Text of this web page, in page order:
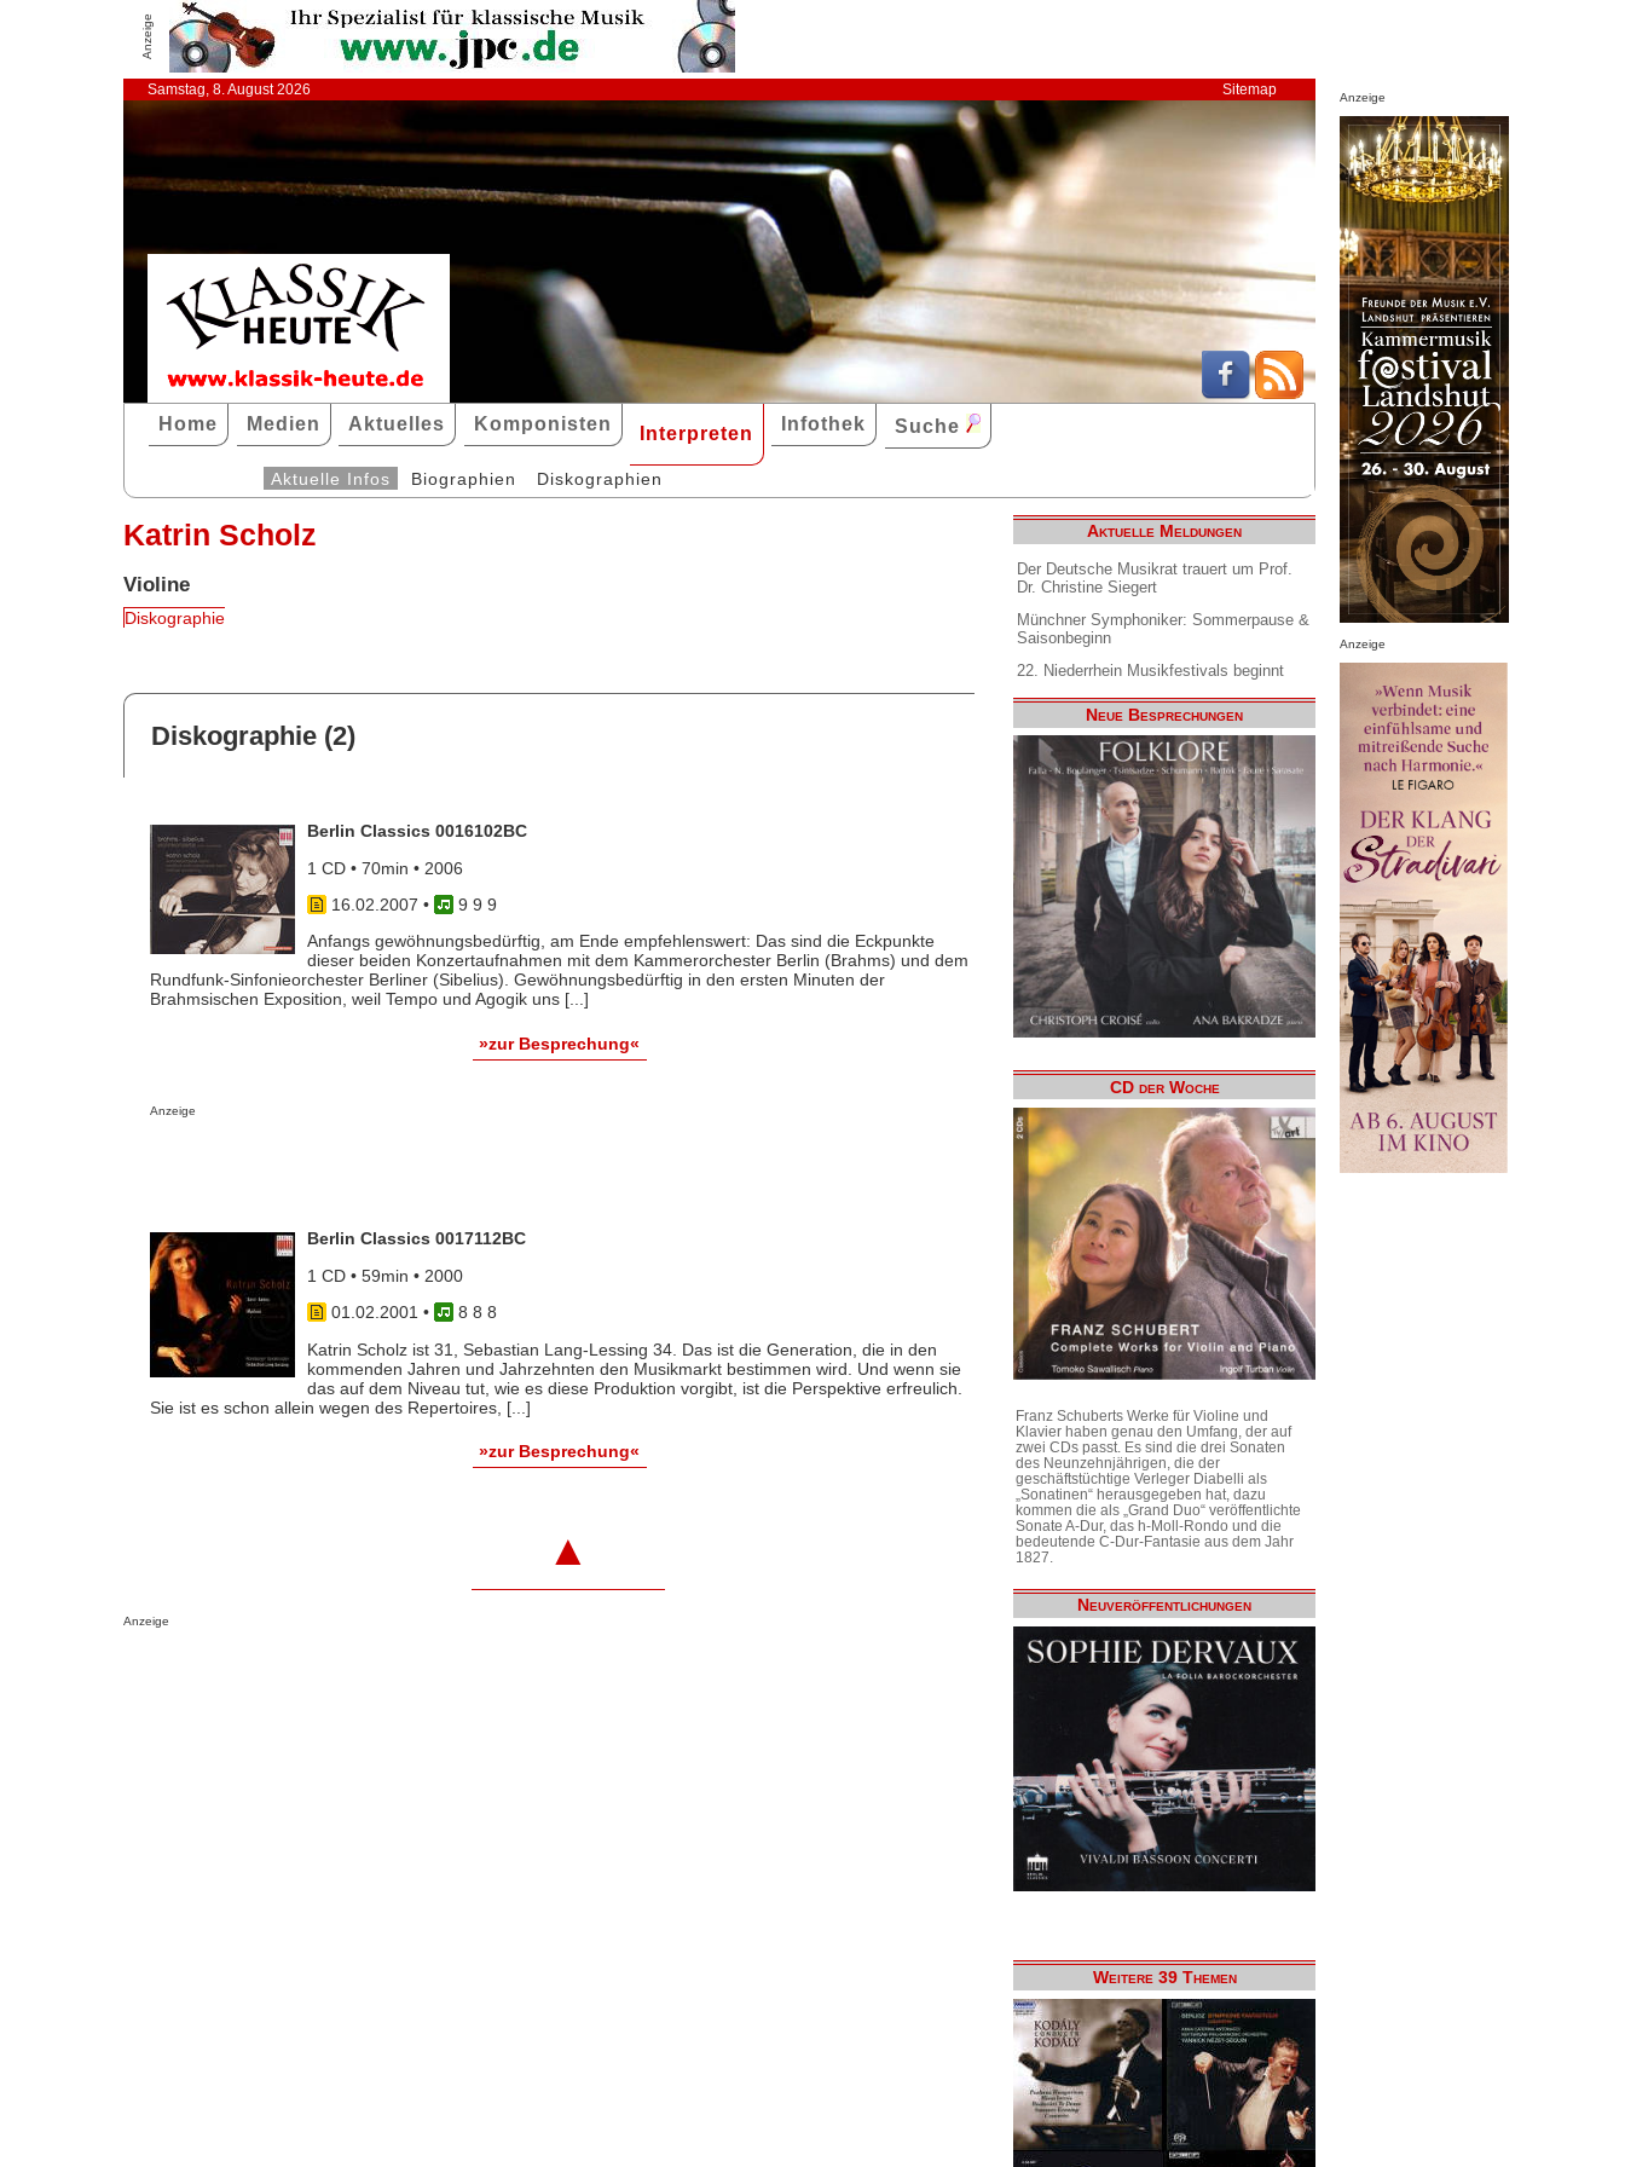
Anzeige
Samstag, 8. August 2026 Sitemap
Home Medien Aktuelles Komponisten Interpreten Infothek Suche
Aktuelle Infos Biographien Diskographien
Katrin Scholz
Violine
Diskographie
Diskographie (2)
Berlin Classics 0016102BC
1 CD • 70min • 2006
16.02.2007 •
9 9 9
Anfangs gewöhnungsbedürftig, am Ende empfehlenswert: Das sind die Eckpunkte
dieser beiden Konzertaufnahmen mit dem Kammerorchester Berlin (Brahms) und dem
Rundfunk-Sinfonieorchester Berliner (Sibelius). Gewöhnungsbedürftig in den ersten Minuten der
Brahmsischen Exposition, weil Tempo und Agogik uns [...]
»zur Besprechung«
Anzeige
Berlin Classics 0017112BC
1 CD • 59min • 2000
01.02.2001 •
8 8 8
Katrin Scholz ist 31, Sebastian Lang-Lessing 34. Das ist die Generation, die in den
kommenden Jahren und Jahrzehnten den Musikmarkt bestimmen wird. Und wenn sie
das auf dem Niveau tut, wie es diese Produktion vorgibt, ist die Perspektive erfreulich.
Sie ist es schon allein wegen des Repertoires, [...]
»zur Besprechung«
▲
Anzeige
Aktuelle Meldungen
Der Deutsche Musikrat trauert um Prof.
Dr. Christine Siegert
Münchner Symphoniker: Sommerpause &
Saisonbeginn
22. Niederrhein Musikfestivals beginnt
Neue Besprechungen
CD der Woche
Franz Schuberts Werke für Violine und
Klavier haben genau den Umfang, der auf
zwei CDs passt. Es sind die drei Sonaten
des Neunzehnjährigen, die der
geschäftstüchtige Verleger Diabelli als
„Sonatinen“ herausgegeben hat, dazu
kommen die als „Grand Duo“ veröffentlichte
Sonate A-Dur, das h-Moll-Rondo und die
bedeutende C-Dur-Fantasie aus dem Jahr
1827.
Neuveröffentlichungen
Weitere 39 Themen
Anzeige
Anzeige